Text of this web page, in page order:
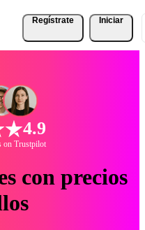
Regístrate Iniciar
4.9
on Trustpilot
con precios